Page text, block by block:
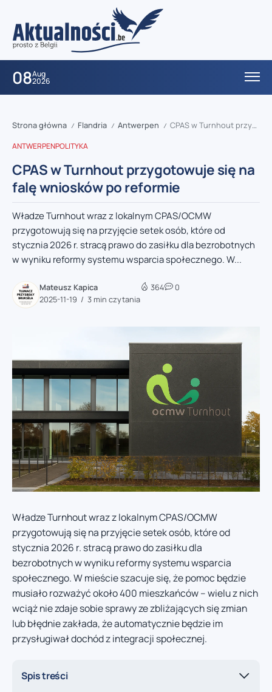
08Aug
2026
Strona główna / Flandria / Antwerpen / CPAS w Turnhout przygotowuje się na falę wniosków po reformie
ANTWERPENPOLITYKA
CPAS w Turnhout przygotowuje się na
falę wniosków po reformie
Władze Turnhout wraz z lokalnym CPAS/OCMW
przygotowują się na przyjęcie setek osób, które od
stycznia 2026 r. stracą prawo do zasiłku dla bezrobotnych
w wyniku reformy systemu wsparcia społecznego. W...
Mateusz Kapica
2025-11-19
3 min czytania
364 0
Władze Turnhout wraz z lokalnym CPAS/OCMW
przygotowują się na przyjęcie setek osób, które od
stycznia 2026 r. stracą prawo do zasiłku dla
bezrobotnych w wyniku reformy systemu wsparcia
społecznego. W mieście szacuje się, że pomoc będzie
musiało rozważyć około 400 mieszkańców – wielu z nich
wciąż nie zdaje sobie sprawy ze zbliżających się zmian
lub błędnie zakłada, że automatycznie będzie im
przysługiwał dochód z integracji społecznej.
Spis treści